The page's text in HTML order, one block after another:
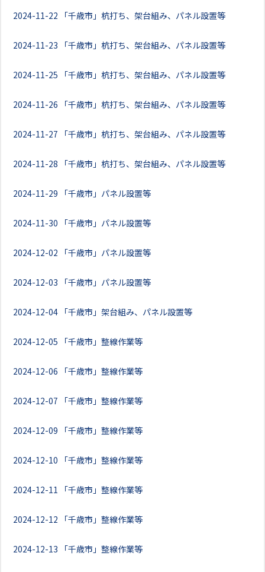
2024-11-22 「千歳市」杭打ち、架台組み、パネル設置等
2024-11-23 「千歳市」杭打ち、架台組み、パネル設置等
2024-11-25 「千歳市」杭打ち、架台組み、パネル設置等
2024-11-26 「千歳市」杭打ち、架台組み、パネル設置等
2024-11-27 「千歳市」杭打ち、架台組み、パネル設置等
2024-11-28 「千歳市」杭打ち、架台組み、パネル設置等
2024-11-29 「千歳市」パネル設置等
2024-11-30 「千歳市」パネル設置等
2024-12-02 「千歳市」パネル設置等
2024-12-03 「千歳市」パネル設置等
2024-12-04 「千歳市」架台組み、パネル設置等
2024-12-05 「千歳市」整線作業等
2024-12-06 「千歳市」整線作業等
2024-12-07 「千歳市」整線作業等
2024-12-09 「千歳市」整線作業等
2024-12-10 「千歳市」整線作業等
2024-12-11 「千歳市」整線作業等
2024-12-12 「千歳市」整線作業等
2024-12-13 「千歳市」整線作業等